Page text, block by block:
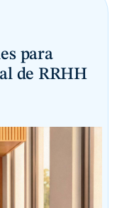
para
de RRHH